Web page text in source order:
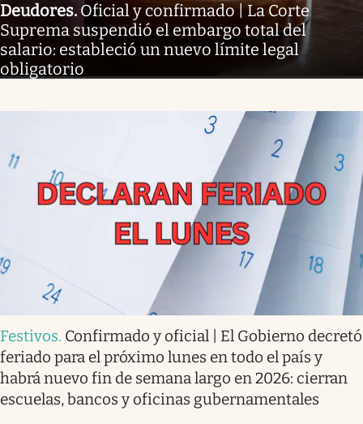
Deudores. Oficial y confirmado | La Corte
Suprema suspendió el embargo total del
salario: estableció un nuevo límite legal
obligatorio
Festivos. Confirmado y oficial | El Gobierno decretó
feriado para el próximo lunes en todo el país y
habrá nuevo fin de semana largo en 2026: cierran
escuelas, bancos y oficinas gubernamentales